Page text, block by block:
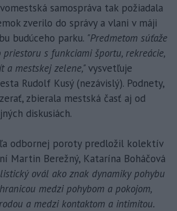
samospráva tak požiadala
zverilo do správy a vlani v máji
budúceho parku. "Predmetom súťaže
s funkciami športu, rekreácie,
a mestskej zelene,"vysvetľuje
Rudolf Kusý (nezávislý). Podnety,
zbierala mestská časť aj od
diskusiách.
odbornej poroty predložil kolektív
Martin Berežný, Katarína Boháčová
ovál ako znak dynamiky pohybu
medzi pohybom a pokojom,
a medzi kontaktom a intimitou.